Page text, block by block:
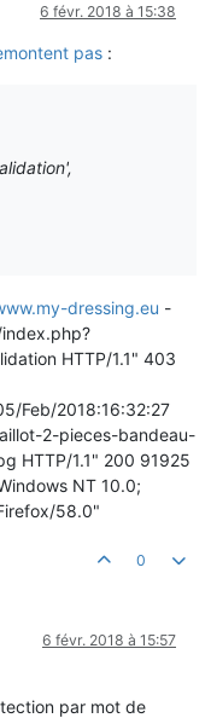
6 févr. 2018 à 15:38
pas :
dressing.eu -
HTTP/1.1" 403
Feb/2018:16:32:27
2-pieces-bandeau-
HTTP/1.1" 200 91925
NT 10.0;
58.0"
0
6 févr. 2018 à 15:57
par mot de